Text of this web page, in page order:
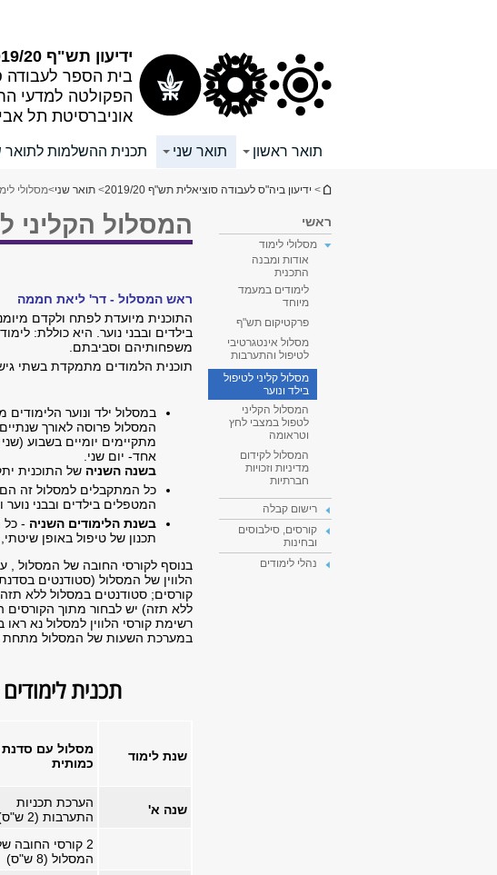
ידיעון תש"ף 2019/20
בית הספר לעבודה
הפקולטה למדעי
אוניברסיטת תל
תואר ראשון תואר שני תכנית ההשלמות לתואר
הינך נמצא כאן
> ידיעון ביה"ס לעבודה סוציאלית תש"ף 2019/20 > תואר שני>מסלולי
ראשי
מסלולי לימוד
אודות ומבנה
התכנית
לימודים במעמד
מיוחד
פרקטיקום תש"ף
מסלול אינטגרטיבי
לטיפול והתערבות
מסלול קליני לטיפול
בילד ונוער
המסלול הקליני
לטפול במצבי לחץ
וטראומה
המסלול לקידום
מדיניות וזכויות
חברתיות
רישום קבלה
קורסים, סילבוסים
ובחינות
נהלי לימודים
המסלול הקליני
ראש המסלול - דר' ליאת חממה
התוכנית מיועדת לפתח ולקדם
בילדים ובבני נוער. היא כוללת:
משפחותיהם וסביבתם.
תוכנית הלמודים מתמקדת בשתי
במסלול ילד ונוער
המסלול פרוסה לאורך
מתקיימים יומיים בשבוע (שני
אחד- יום שני.
בשנה השניה של התוכנית
כל המתקבלים למסלול זה הם
המטפלים בילדים ובבני
בשנת הלימודים השניה - כל
תכנון של טיפול באופן
בנוסף לקורסי החובה של המסלול ,
קורסים; סטודנטים במסלול ללא תזה- 3
ללא תזה) יש לבחור מתוך
רשימת קורסי הלווין למסלול נא ראו
במערכת השעות של המסלול מתחת
תכנית
שנת לימוד
מסלול עם סדנת
כמותית
שנה א'
הערכת תכניות
התערבות (2 ש"ס)
2 קורסי החובה
המסלול (8 ש"ס)